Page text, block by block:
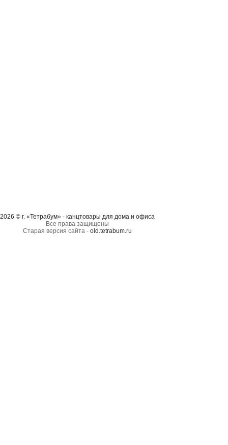
2026 © г. «Тетрабум» - канцтовары для дома и офиса
Все права защищены
Старая версия сайта - old.tetrabum.ru